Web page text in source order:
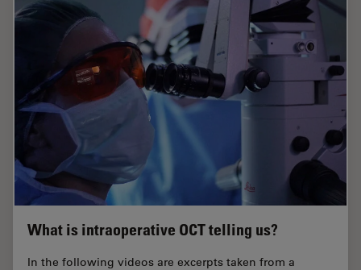
What is intraoperative OCT telling us?
In the following videos are excerpts taken from a